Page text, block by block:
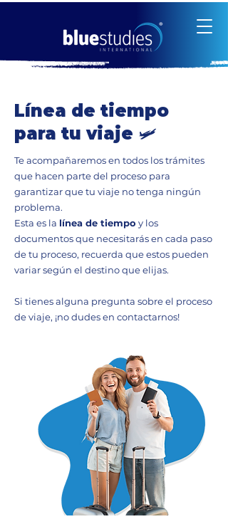
​Línea de tiempo
para tu viaje 🛩️
Te acompañaremos en todos los trámites
que hacen parte del proceso para
garantizar que tu viaje no tenga ningún
problema.
Esta es la línea de tiempo y los
documentos que necesitarás en cada paso
de tu proceso, recuerda que estos pueden
variar según el destino que elijas.
Si tienes alguna pregunta sobre el proceso
de viaje, ¡no dudes en contactarnos!